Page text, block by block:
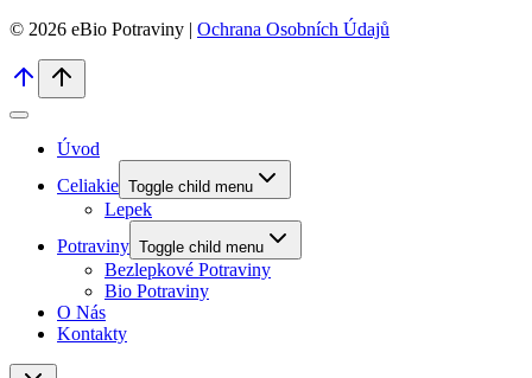
© 2026 eBio Potraviny | Ochrana Osobních Údajů
Úvod
Celiakie Toggle child menu
Lepek
Potraviny Toggle child menu
Bezlepkové Potraviny
Bio Potraviny
O Nás
Kontakty